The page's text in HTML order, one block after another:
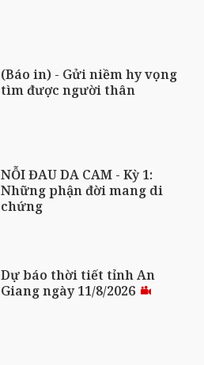
(Báo in) - Gửi niềm hy vọng
tìm được người thân
NỖI ĐAU DA CAM - Kỳ 1:
Những phận đời mang di
chứng
Dự báo thời tiết tỉnh An
Giang ngày 11/8/2026